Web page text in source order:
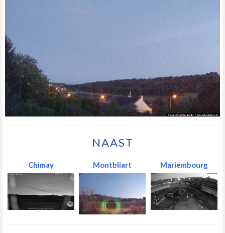
NAAST
Chimay Montbliart Mariembourg